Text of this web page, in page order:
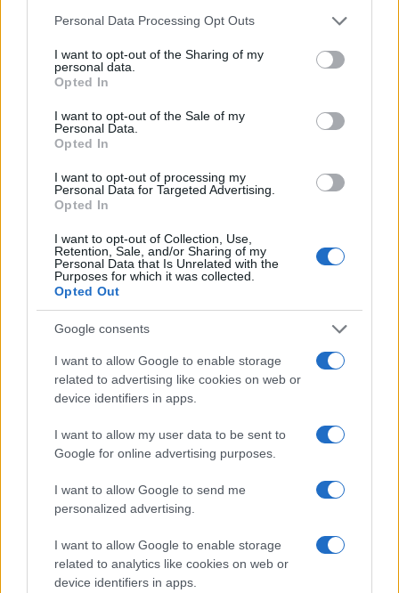
Please note that this website/app uses one or more Google
not limited to your visit or usage behaviour. You may click to
grant or deny consent to Google and its third-party tags to
use your data for below specified purposes in below Google
consent section.
Personal Data Processing Opt Outs
I want to opt-out of the Sharing of my
personal data.
Opted In
I want to opt-out of the Sale of my
Personal Data.
Opted In
I want to opt-out of processing my
Personal Data for Targeted Advertising.
Opted In
I want to opt-out of Collection, Use,
Retention, Sale, and/or Sharing of my
Personal Data that Is Unrelated with the
Purposes for which it was collected.
Opted Out
Google consents
I want to allow Google to enable storage
related to advertising like cookies on web or
device identifiers in apps.
I want to allow my user data to be sent to
Google for online advertising purposes.
I want to allow Google to send me
personalized advertising.
I want to allow Google to enable storage
related to analytics like cookies on web or
device identifiers in apps.
Petrolio in calo, Brent a 88.9 USD dopo un ribasso del 8.3%
NEWS
Petrolio in calo: Brent a 88.9 dollari, ribassi diffusi tra le
materie prime